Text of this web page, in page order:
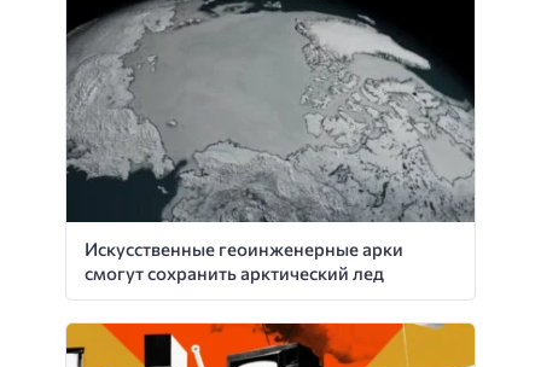
Искусственные геоинженерные арки
смогут сохранить арктический лед